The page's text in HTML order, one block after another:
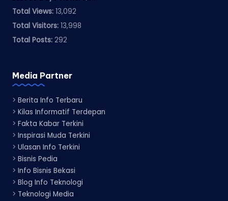
Total Views: 13,092
Total Visitors: 13,998
Total Posts: 292
Media Partner
> Berita Info Terbaru
> Kilas Informatif Terdepan
> Fakta Kabar Terkini
> Inspirasi Muda Terkini
> Ulasan Info Terkini
> Bisnis Pedia
> Info Bisnis Bekasi
> Blog Info Teknologi
> Teknologi Media